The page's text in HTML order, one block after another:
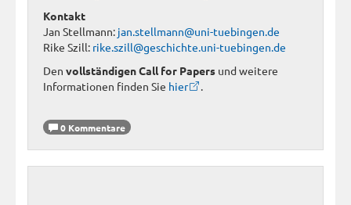
Kontakt
Jan Stellmann: jan.stellmann@uni-tuebingen.de
Rike Szill: rike.szill@geschichte.uni-tuebingen.de
Den vollständigen Call for Papers und weitere
Informationen finden Sie hier .
0 Kommentare